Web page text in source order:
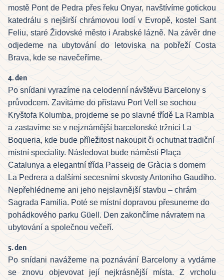
mostě Pont de Pedra přes řeku Onyar, navštívíme gotickou
katedrálu s nejširší chrámovou lodí v Evropě, kostel Sant
Feliu, staré Židovské město i Arabské lázně. Na závěr dne
odjedeme na ubytování do letoviska na pobřeží Costa
Brava, kde se navečeříme.
4. den
Po snídani vyrazíme na celodenní návštěvu Barcelony s
průvodcem. Zavítáme do přístavu Port Vell se sochou
Kryštofa Kolumba, projdeme se po slavné třídě La Rambla
a zastavíme se v nejznámější barcelonské tržnici La
Boqueria, kde bude příležitost nakoupit či ochutnat tradiční
místní speciality. Následovat bude náměstí Plaça
Catalunya a elegantní třída Passeig de Gràcia s domem
La Pedrera a dalšími secesními skvosty Antoniho Gaudího.
Nepřehlédneme ani jeho nejslavnější stavbu – chrám
Sagrada Familia. Poté se místní dopravou přesuneme do
pohádkového parku Güell. Den zakončíme návratem na
ubytování a společnou večeří.
5. den
Po snídani navážeme na poznávání Barcelony a vydáme
se znovu objevovat její nejkrásnější místa. Z vrcholu